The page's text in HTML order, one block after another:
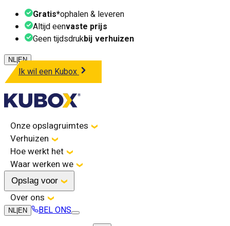
Gratis*ophalen & leveren
Altijd eenvaste prijs
Geen tijdsdrukbij verhuizen
NL EN
Ik wil een Kubox
Onze opslagruimtes
Verhuizen
Hoe werkt het
Waar werken we
Opslag voor
Over ons
NL EN
BEL ONS